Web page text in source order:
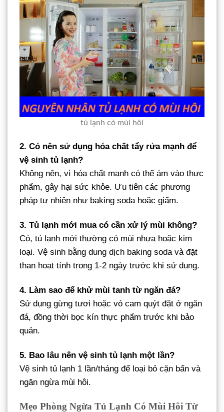
tủ lạnh có mùi hôi
2. Có nên sử dụng hóa chất tẩy rửa mạnh để
vệ sinh tủ lạnh?
Không nên, vì hóa chất mạnh có thể ám vào thực
phẩm, gây hại sức khỏe. Ưu tiên các phương
pháp tự nhiên như baking soda hoặc giấm.
3. Tủ lạnh mới mua có cần xử lý mùi không?
Có, tủ lạnh mới thường có mùi nhựa hoặc kim
loại. Vệ sinh bằng dung dịch baking soda và đặt
than hoạt tính trong 1-2 ngày trước khi sử dụng.
4. Làm sao để khử mùi tanh từ ngăn đá?
Sử dụng gừng tươi hoặc vỏ cam quýt đặt ở ngăn
đá, đồng thời bọc kín thực phẩm trước khi bảo
quản.
5. Bao lâu nên vệ sinh tủ lạnh một lần?
Vệ sinh tủ lạnh 1 lần/tháng để loại bỏ cặn bẩn và
ngăn ngừa mùi hôi.
Mẹo Phòng Ngừa Tủ Lạnh Có Mùi Hôi Từ